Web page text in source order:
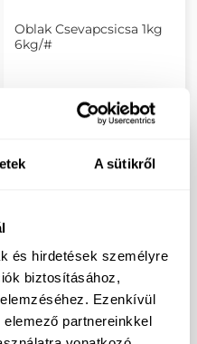
A sütikről
és hirdetések személyre
biztosításához,
Ezenkívül
partnereinkkel
Oblak Csevapcsicsa 1kg
6kg/#
Fagy. Sous vide
báránycsülök hátsó
csontos cca450g/db